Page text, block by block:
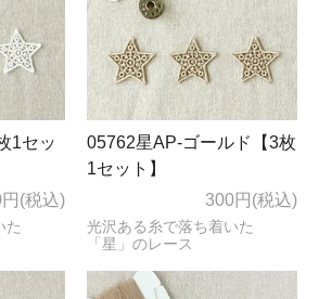
1セッ
(税込)
た
05762星AP-ゴールド【3枚
1セット】
300円(税込)
光沢ある糸で落ち着いた
「星」のレース